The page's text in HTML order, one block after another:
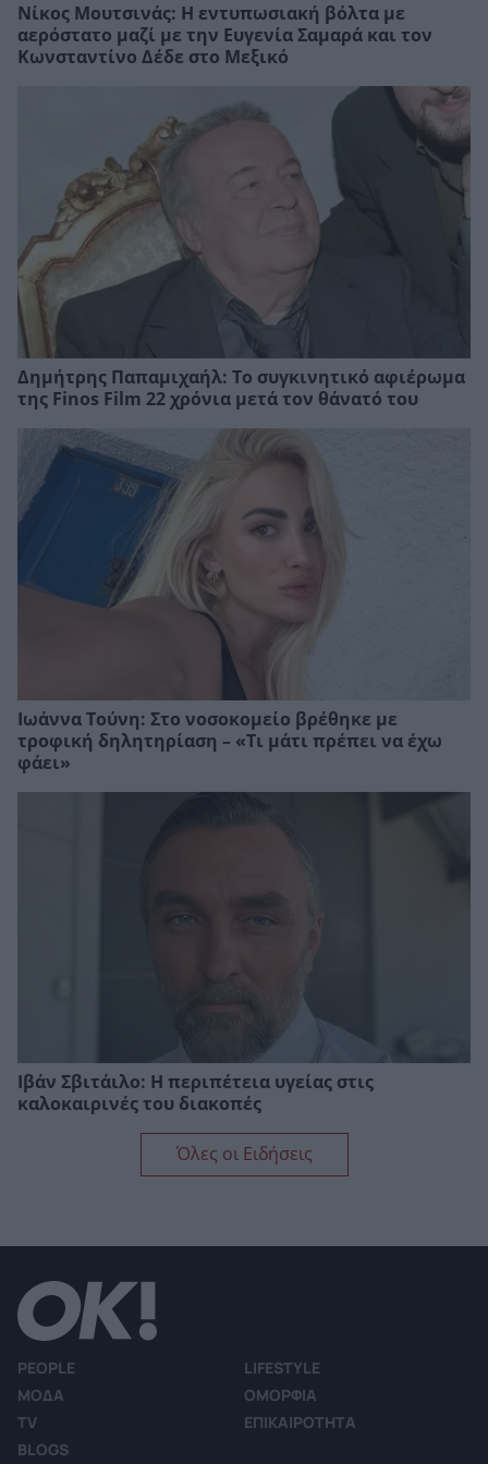
Νίκος Μουτσινάς: Η εντυπωσιακή βόλτα με
αερόστατο μαζί με την Ευγενία Σαμαρά και τον
Κωνσταντίνο Δέδε στο Μεξικό
Δημήτρης Παπαμιχαήλ: Το συγκινητικό αφιέρωμα
της Finos Film 22 χρόνια μετά τον θάνατό του
Ιωάννα Τούνη: Στο νοσοκομείο βρέθηκε με
τροφική δηλητηρίαση – «Τι μάτι πρέπει να έχω
φάει»
Ιβάν Σβιτάιλο: Η περιπέτεια υγείας στις
καλοκαιρινές του διακοπές
Όλες οι Ειδήσεις
PEOPLE
LIFESTYLE
ΜΟΔΑ
ΟΜΟΡΦΙΑ
TV
ΕΠΙΚΑΙΡΟΤΗΤΑ
BLOGS